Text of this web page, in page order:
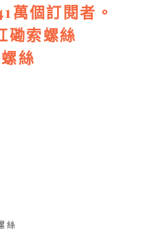
萬個訂閱者。
磡索螺絲
絲
絲